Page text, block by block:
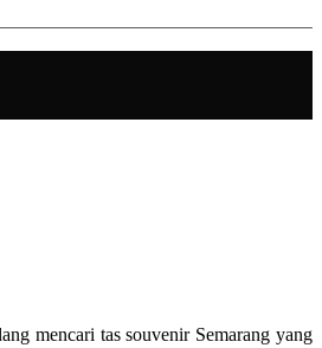
mencari tas souvenir Semarang yang